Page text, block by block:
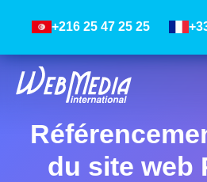
content
+216 25 47 25 25
du site web